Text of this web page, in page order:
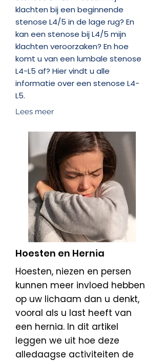
klachten bij een beginnende
stenose L4/5 in de lage rug? En
kan een stenose bij L4/5 mijn
klachten veroorzaken? En hoe
komt u van een lumbale stenose
L4-L5 af? Hier vindt u alle
informatie over een stenose L4-
L5.
Lees meer
​Hoesten en Hernia
Hoesten, niezen en persen
kunnen meer invloed hebben
op uw lichaam dan u denkt,
vooral als u last heeft van
een hernia. In dit artikel
leggen we uit hoe deze
alledaagse activiteiten de